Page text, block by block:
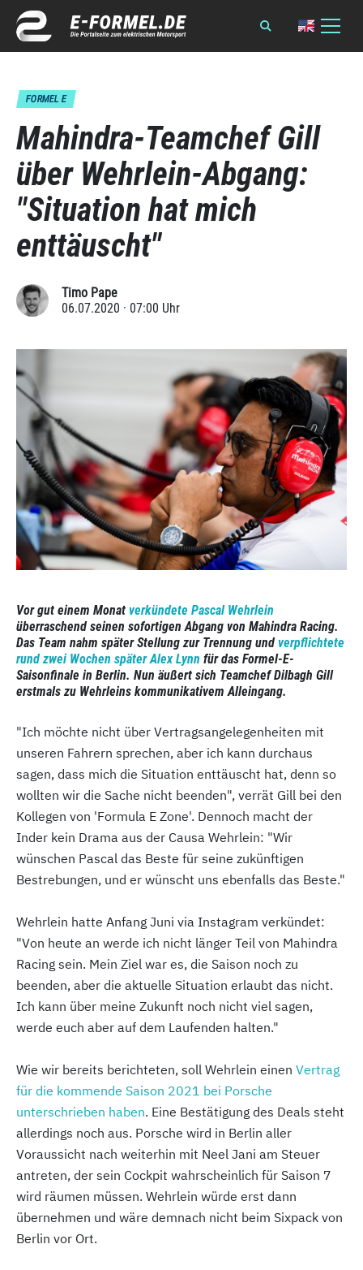
FORMEL E
Mahindra-Teamchef Gill
über Wehrlein-Abgang:
"Situation hat mich
enttäuscht"
Timo Pape
06.07.2020 · 07:00 Uhr
Vor gut einem Monat verkündete Pascal Wehrlein
überraschend seinen sofortigen Abgang von Mahindra Racing.
Das Team nahm später Stellung zur Trennung und verpflichtete
rund zwei Wochen später Alex Lynn für das Formel-E-
Saisonfinale in Berlin. Nun äußert sich Teamchef Dilbagh Gill
erstmals zu Wehrleins kommunikativem Alleingang.
"Ich möchte nicht über Vertragsangelegenheiten mit
unseren Fahrern sprechen, aber ich kann durchaus
sagen, dass mich die Situation enttäuscht hat, denn so
wollten wir die Sache nicht beenden", verrät Gill bei den
Kollegen von 'Formula E Zone'. Dennoch macht der
Inder kein Drama aus der Causa Wehrlein: "Wir
wünschen Pascal das Beste für seine zukünftigen
Bestrebungen, und er wünscht uns ebenfalls das Beste."
Wehrlein hatte Anfang Juni via Instagram verkündet:
"Von heute an werde ich nicht länger Teil von Mahindra
Racing sein. Mein Ziel war es, die Saison noch zu
beenden, aber die aktuelle Situation erlaubt das nicht.
Ich kann über meine Zukunft noch nicht viel sagen,
werde euch aber auf dem Laufenden halten."
Wie wir bereits berichteten, soll Wehrlein einen Vertrag
für die kommende Saison 2021 bei Porsche
unterschrieben haben. Eine Bestätigung des Deals steht
allerdings noch aus. Porsche wird in Berlin aller
Voraussicht nach weiterhin mit Neel Jani am Steuer
antreten, der sein Cockpit wahrscheinlich für Saison 7
wird räumen müssen. Wehrlein würde erst dann
übernehmen und wäre demnach nicht beim Sixpack von
Berlin vor Ort.